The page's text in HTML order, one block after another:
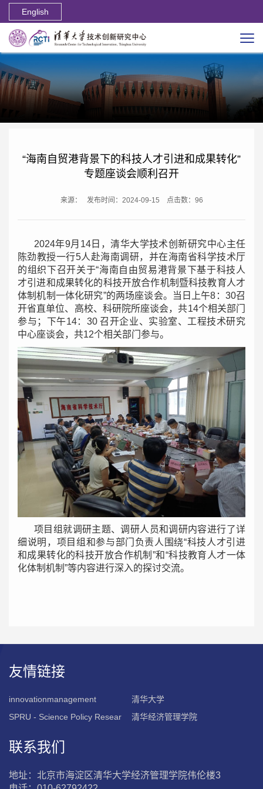
English
“海南自贸港背景下的科技人才引进和成果转化”
专题座谈会顺利召开
来源： 发布时间：2024-09-15 点击数： 96
2024年9月14日，清华大学技术创新研究中心主任
陈劲教授一行5人赴海南调研，并在海南省科学技术厅
的组织下召开关于“海南自由贸易港背景下基于科技人
才引进和成果转化的科技开放合作机制暨科技教育人才
体制机制一体化研究”的两场座谈会。当日上午8：30召
开省直单位、高校、科研院所座谈会，共14个相关部门
参与；下午14：30 召开企业、实验室、工程技术研究
中心座谈会，共12个相关部门参与。
项目组就调研主题、调研人员和调研内容进行了详
细说明，项目组和参与部门负责人围绕“科技人才引进
和成果转化的科技开放合作机制”和“科技教育人才一体
化体制机制”等内容进行深入的探讨交流。
友情链接
innovationmanagement
清华大学
SPRU - Science Policy Resear
清华经济管理学院
联系我们
地址：北京市海淀区清华大学经济管理学院伟伦楼3